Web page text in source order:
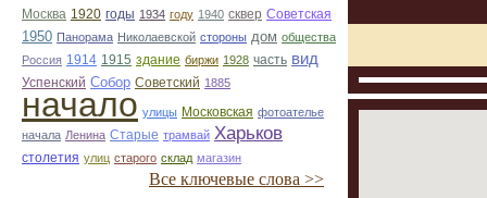
Москва 1920 годы 1934 году 1940 сквер Советская
1950 Панорама Николаевской стороны дом общества
Россия 1914 1915 здание биржи 1928 часть вид
Успенский Собор Советский 1885
начало улицы Московская фотоателье
начала Ленина Старые трамвай Харьков
столетия улиц старого склад магазин
Все ключевые слова >>